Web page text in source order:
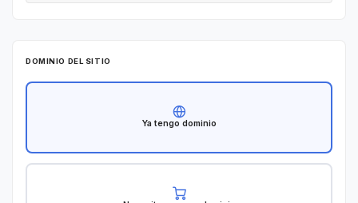
l
e
6
DOMINIO DEL SITIO
Ya tengo dominio